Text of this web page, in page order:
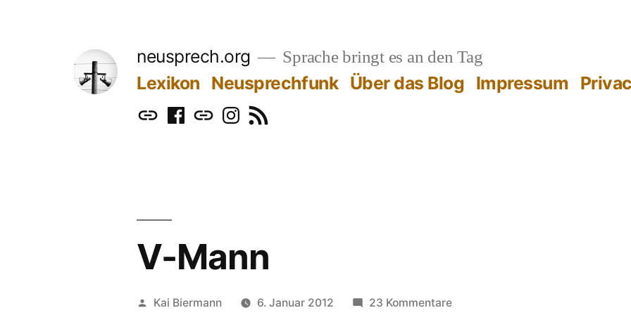
neusprech.org Sprache bringt es an den Tag
Lexikon Neusprechfunk Über das Blog Impressum
MastodonFacebook
BlueskyInstagram
RSS
V-Mann
Veröffentlicht
Kai Biermann 6. Januar 2012 23 Kommentarezu